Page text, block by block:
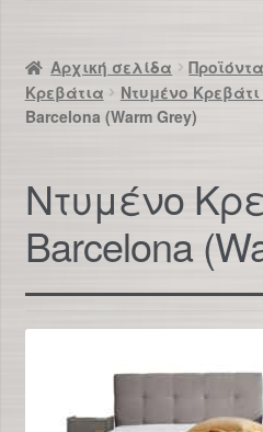
Αρχική σελίδα Προϊόντα
Κρεβάτια
Ντυμένο Κρεβάτι
Barcelona (Warm Grey)
Ντυμένο
Barcelona